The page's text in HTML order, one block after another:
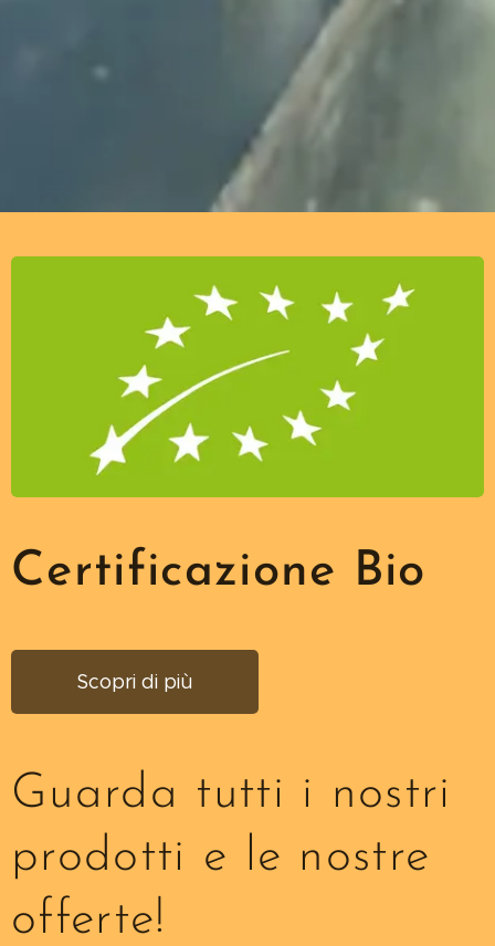
Certificazione Bio
Scopri di più
Guarda tutti i nostri
prodotti e le nostre
offerte!